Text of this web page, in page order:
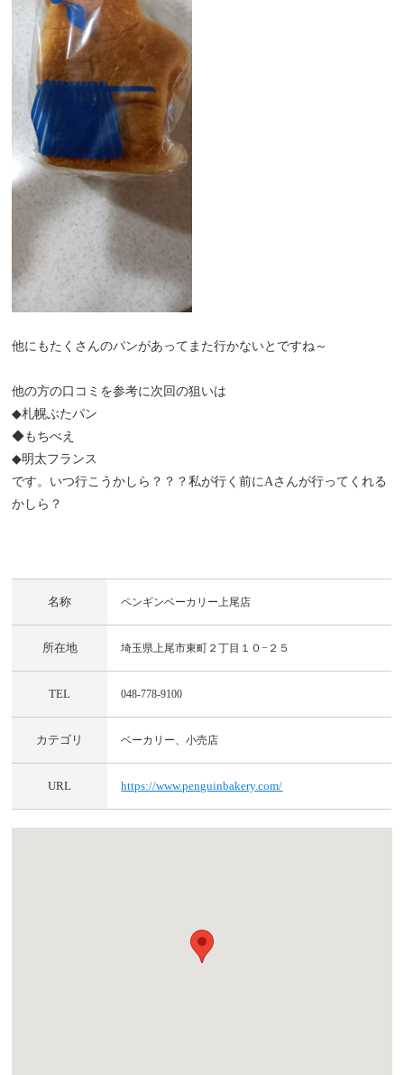
他にもたくさんのパンがあってまた行かないとですね～
他の方の口コミを参考に次回の狙いは
◆札幌ぶたパン
◆もちべえ
◆明太フランス
です。いつ行こうかしら？？？私が行く前にAさんが行ってくれる
かしら？
名称 ペンギンベーカリー上尾店
所在地 埼玉県上尾市東町２丁目１０−２５
TEL 048-778-9100
カテゴリ ベーカリー、小売店
URL https://www.penguinbakery.com/